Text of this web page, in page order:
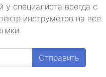
специалиста всегда с
инструметов на все
Отправить